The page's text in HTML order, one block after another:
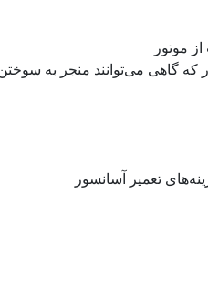
موتور
گاهی می‌توانند منجر به
تعمیر آسانسور